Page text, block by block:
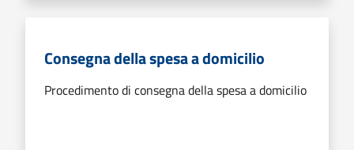
Consegna della spesa a domicilio
Procedimento di consegna della spesa a domicilio